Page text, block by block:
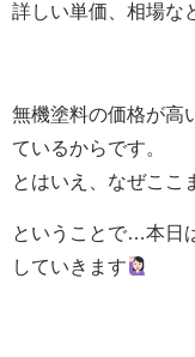
詳しい単価、相場な
無機塗料の価格が高
ているからです。
とはいえ、なぜここ
ということで…本日
していきます